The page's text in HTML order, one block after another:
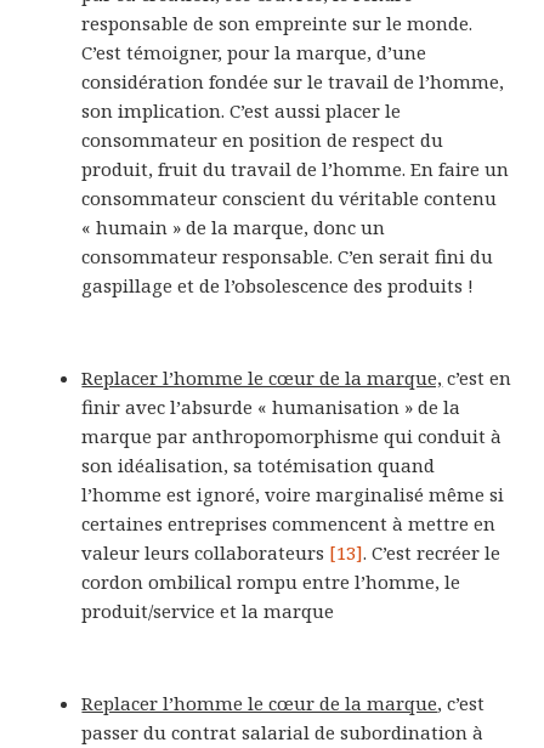
responsable de son empreinte sur le monde.
C’est témoigner, pour la marque, d’une
considération fondée sur le travail de l’homme,
son implication. C’est aussi placer le
consommateur en position de respect du
produit, fruit du travail de l’homme. En faire un
consommateur conscient du véritable contenu
« humain » de la marque, donc un
consommateur responsable. C’en serait fini du
gaspillage et de l’obsolescence des produits !
Replacer l’homme le cœur de la marque, c’est en
finir avec l’absurde « humanisation » de la
marque par anthropomorphisme qui conduit à
son idéalisation, sa totémisation quand
l’homme est ignoré, voire marginalisé même si
certaines entreprises commencent à mettre en
valeur leurs collaborateurs [13]. C’est recréer le
cordon ombilical rompu entre l’homme, le
produit/service et la marque
Replacer l’homme le cœur de la marque, c’est
passer du contrat salarial de subordination à